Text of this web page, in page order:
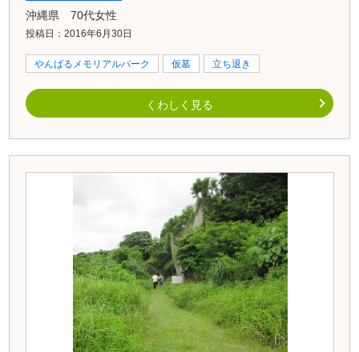
沖縄県 70代女性
投稿日：2016年6月30日
やんばるメモリアルパーク 仮墓 立ち退き
くわしく見る